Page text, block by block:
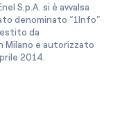
S.p.A. si è avvalsa
denominato “1Info”
da
Milano e autorizzato
2014.